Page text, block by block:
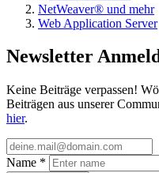
NetWeaver® und mehr
Web Application Server
Newsletter
Keine Beiträge verpassen!
Beiträgen aus unserer
hier.
Name *